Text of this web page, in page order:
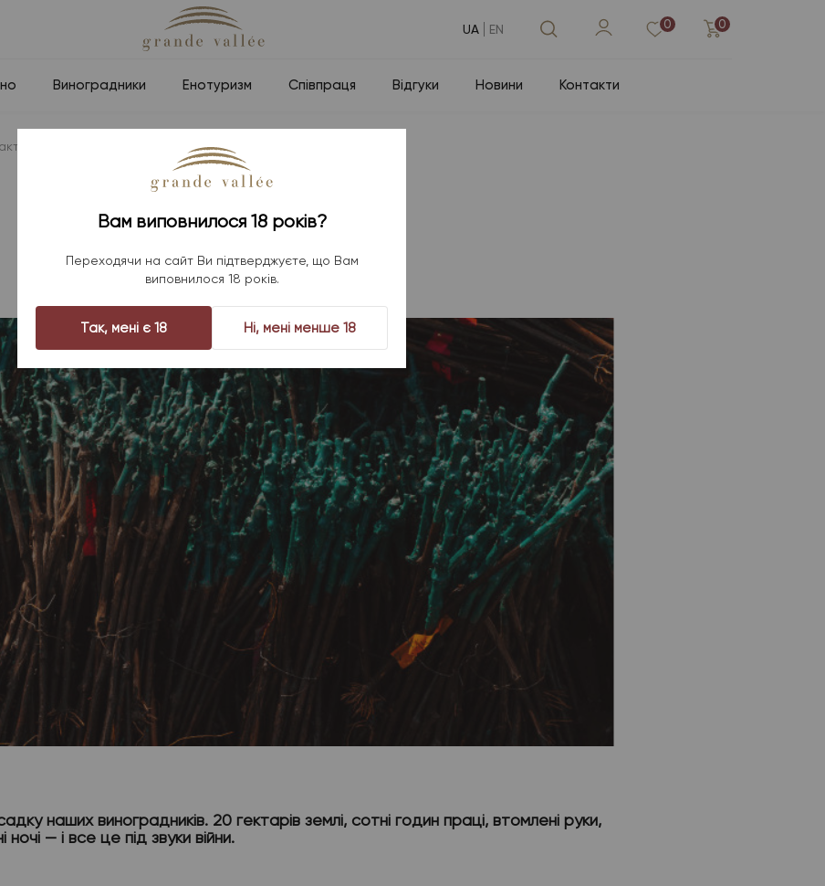
Вам виповнилося 18 років?
Переходячи на сайт Ви підтверджуєте, що Вам
виповнилося 18 років.
Так, мені є 18 Ні, мені менше 18
UA EN 0 0
Виноградники Енотуризм Співпраця Відгуки Новини Контакти
на українській землі
САПЕРАВІ: ГРУЗИНСЬКИЙ
ЗЕМЛІ
наших виноградників. 20 гектарів землі, сотні годин праці, втомлені руки,
ночі — і все це під звуки війни.